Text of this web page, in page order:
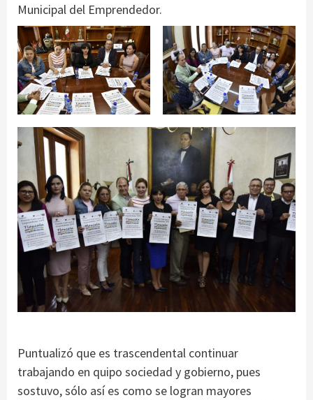
Municipal del Emprendedor.
Puntualizó que es trascendental continuar
trabajando en quipo sociedad y gobierno, pues
sostuvo, sólo así es como se logran mayores